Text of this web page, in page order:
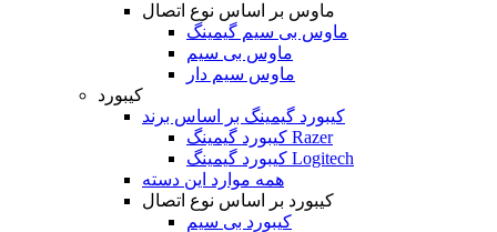
ماوس بر اساس نوع اتصال
ماوس بی سیم گیمینگ
ماوس بی سیم
ماوس سیم دار
کیبورد
کیبورد گیمینگ بر اساس برند
کیبورد گیمینگ Razer
کیبورد گیمینگ Logitech
همه موارد این دسته
کیبورد بر اساس نوع اتصال
کیبورد بی سیم